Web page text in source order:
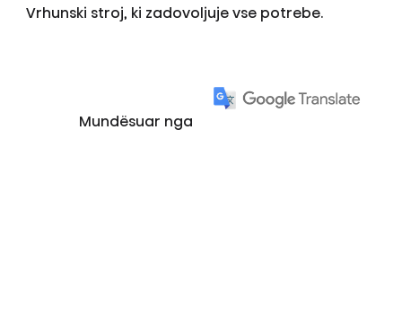
Vrhunski stroj, ki zadovoljuje vse potrebe.
Mundësuar nga